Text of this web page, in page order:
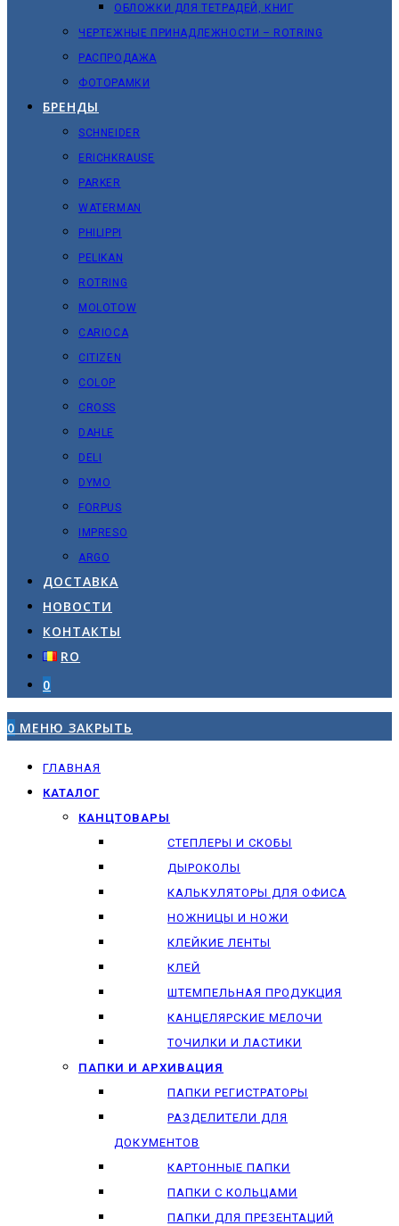
ОБЛОЖКИ ДЛЯ ТЕТРАДЕЙ, КНИГ
ЧЕРТЕЖНЫЕ ПРИНАДЛЕЖНОСТИ – ROTRING
РАСПРОДАЖА
ФОТОРАМКИ
БРЕНДЫ
SCHNEIDER
ERICHKRAUSE
PARKER
WATERMAN
PHILIPPI
PELIKAN
ROTRING
MOLOTOW
CARIOCA
CITIZEN
COLOP
CROSS
DAHLE
DELI
DYMO
FORPUS
IMPRESO
ARGO
ДОСТАВКА
НОВОСТИ
КОНТАКТЫ
RO
0
0 МЕНЮ ЗАКРЫТЬ
ГЛАВНАЯ
КАТАЛОГ
КАНЦТОВАРЫ
СТЕПЛЕРЫ И СКОБЫ
ДЫРОКОЛЫ
КАЛЬКУЛЯТОРЫ ДЛЯ ОФИСА
НОЖНИЦЫ И НОЖИ
КЛЕЙКИЕ ЛЕНТЫ
КЛЕЙ
ШТЕМПЕЛЬНАЯ ПРОДУКЦИЯ
КАНЦЕЛЯРСКИЕ МЕЛОЧИ
ТОЧИЛКИ И ЛАСТИКИ
ПАПКИ И АРХИВАЦИЯ
ПАПКИ РЕГИСТРАТОРЫ
РАЗДЕЛИТЕЛИ ДЛЯ
ДОКУМЕНТОВ
КАРТОННЫЕ ПАПКИ
ПАПКИ С КОЛЬЦАМИ
ПАПКИ ДЛЯ ПРЕЗЕНТАЦИЙ